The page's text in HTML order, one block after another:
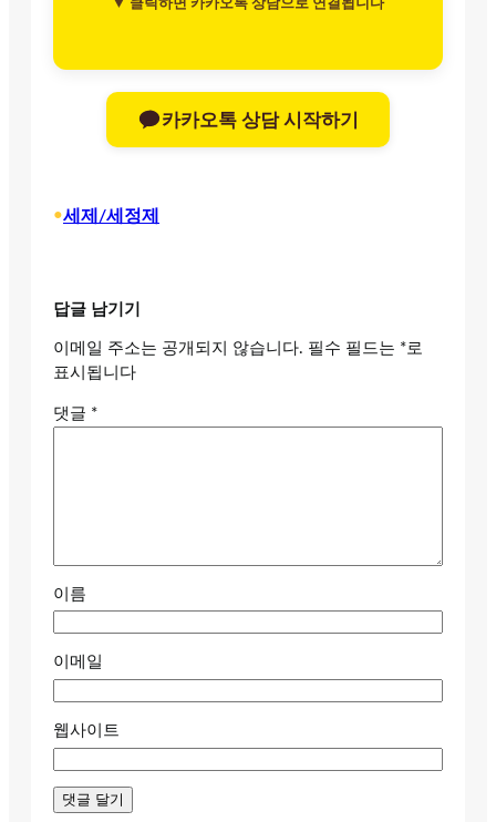
▼ 클릭하면 카카오톡 상담으로 연결됩니다
카카오톡 상담 시작하기
•세제/세정제
답글 남기기
이메일 주소는 공개되지 않습니다. 필수 필드는 *로
표시됩니다
댓글 *
이름
이메일
웹사이트